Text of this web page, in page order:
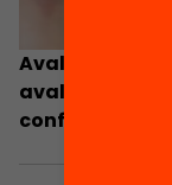
Avaluem per
avaluació
confinament?